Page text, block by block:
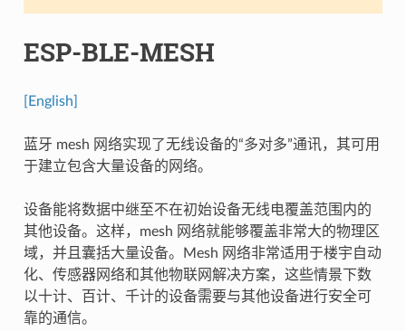
ESP-BLE-MESH
[English]
蓝牙 mesh 网络实现了无线设备的“多对多”通讯，其可用
于建立包含大量设备的网络。
设备能将数据中继至不在初始设备无线电覆盖范围内的
其他设备。这样，mesh 网络就能够覆盖非常大的物理区
域，并且囊括大量设备。Mesh 网络非常适用于楼宇自动
化、传感器网络和其他物联网解决方案，这些情景下数
以十计、百计、千计的设备需要与其他设备进行安全可
靠的通信。